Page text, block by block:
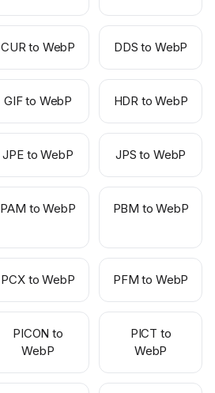
CUR to WebP DDS to WebP
GIF to WebP HDR to WebP
JPE to WebP JPS to WebP
PAM to WebP PBM to WebP
PCX to WebP PFM to WebP
PICON to
WebP
PICT to
WebP